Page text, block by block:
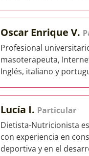
Oscar Enrique V.
Profesional
masoterapeuta,
Inglés, italiano y
Lucía I. Particular
Dietista-Nutricionista
con experiencia en
deportiva y en el